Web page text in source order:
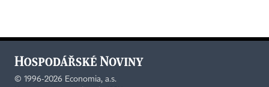
© 1996-2026 Economia, a.s.